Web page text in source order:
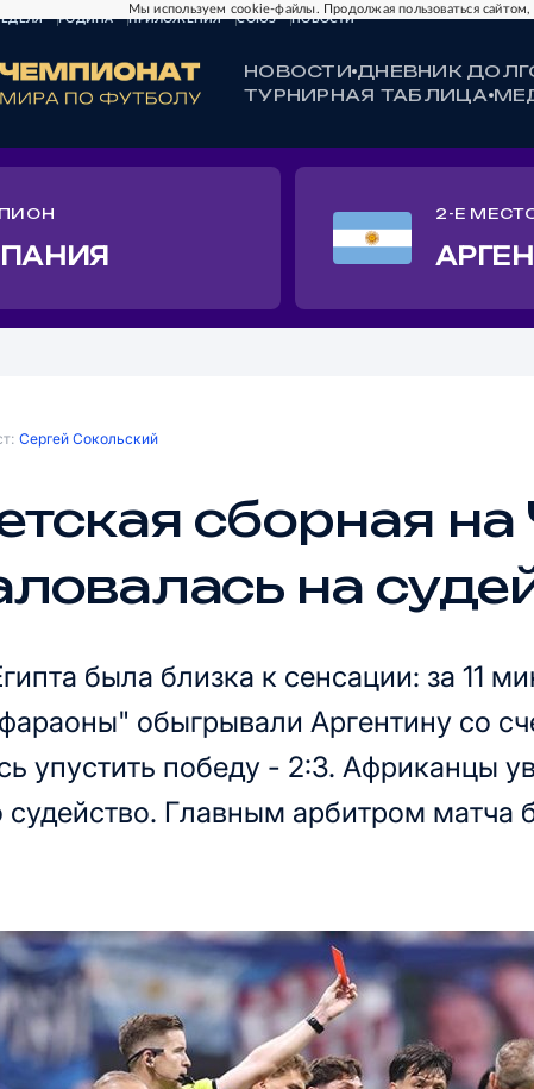
Мы используем cookie-файлы. Продолжая пользоваться сайтом,
РОДИНА ПРИЛОЖЕНИЯ СОЮЗ НОВОСТИ
НОВОСТИ ДНЕВНИК
ТУРНИРНАЯ ТАБЛИЦА
2-Е
Сергей Сокольский
сборная
на
была близка к сенсации: за 11
обыгрывали Аргентину со
упустить победу - 2:3. Африканцы
Главным арбитром матча